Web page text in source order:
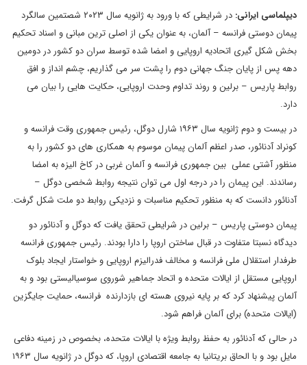
دیپلماسی ایرانی:
در شرایطی که با ورود به ژانویه سال ۲۰۲۳ شصتمین سالگرد
پیمان دوستی فرانسه – آلمان، به عنوان یکی از اصلی ترین مبانی و اسناد تحکیم
بخش شکل گیری اتحادیه اروپایی و امضا شده توسط سران دو کشور در دومین
دهه پس از پایان جنگ جهانی دوم را پشت سر می گذاریم، چشم انداز و افق
روابط پاریس – برلین و روند تداوم وحدت اروپایی، حکایت هایی را بیان می
دارد.
در بیست و دوم ژانویه سال ۱۹۶۳ شارل دوگل، رئیس جمهوری وقت فرانسه و
کونراد آدنائور، صدر اعظم آلمان پیمان موسوم به همکاری های دو کشور را به
منظور آشتی عملی بین جمهوری فرانسه و آلمان غربی در کاخ الیزه به امضا
رساندند. این پیمان را در درجه اول می توان نتیجه روابط شخصی دوگل –
آدنائور دانست که به منظور تحکیم مناسبات و نزدیکی روابط دو ملت شکل گرفت.
پیمان دوستی پاریس – برلین در شرایطی تحقق یافت که دوگل و آدنائور دو
دیدگاه نسبتا متفاوت در قبال ساختن اروپا را دارا بودند. رئیس جمهوری فرانسه
طرفدار استقلال ملی فرانسه و مخالف فدرالیزم اروپایی و خواستار ایجاد بلوک
اروپایی مستقل از ایالات متحده و اتحاد جماهیر شوروی سوسیالیستی بود و به
آلمان پیشنهاد کرد که بر پایه نیروی هسته ای بازدارنده فرانسه، حمایت جایگزین
(ایالات متحده) برای آلمان فراهم شود.
در حالی که آدنائور به حفظ روابط ویژه با ایالات متحده، بخصوص در زمینه دفاعی
مایل بود و با الحاق بریتانیا به جامعه اقتصادی اروپا، که دوگل در ژانویه سال ۱۹۶۳